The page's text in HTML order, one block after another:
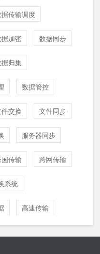
传输调度
加密 数据同步
归集
数据管控
交换 文件同步
服务器同步
国传输 跨网传输
系统
高速传输